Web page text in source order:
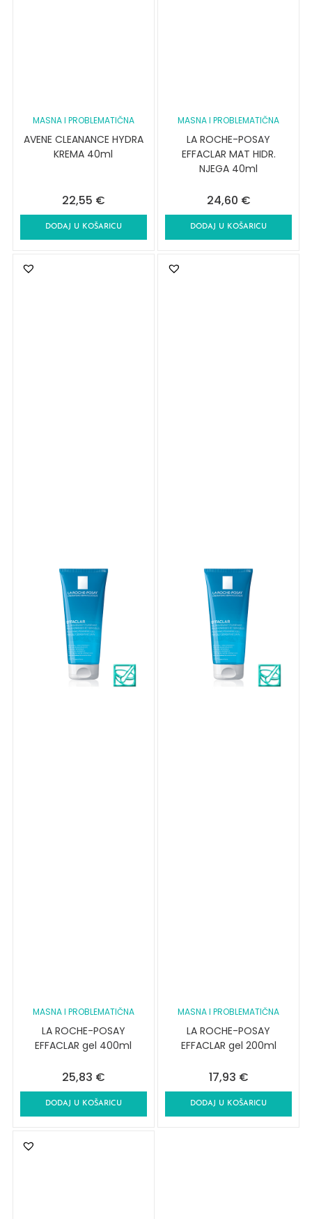
MASNA I PROBLEMATIČNA
AVENE CLEANANCE HYDRA
KREMA 40ml
22,55 €
DODAJ U KOŠARICU
MASNA I PROBLEMATIČNA
LA ROCHE-POSAY
EFFACLAR MAT HIDR.
NJEGA 40ml
24,60 €
DODAJ U KOŠARICU
MASNA I PROBLEMATIČNA
LA ROCHE-POSAY
EFFACLAR gel 400ml
25,83 €
DODAJ U KOŠARICU
MASNA I PROBLEMATIČNA
LA ROCHE-POSAY
EFFACLAR gel 200ml
17,93 €
DODAJ U KOŠARICU